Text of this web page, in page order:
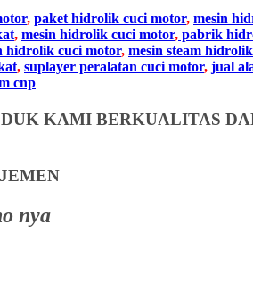
, paket hidrolik cuci motor, mesin
, mesin hidrolik cuci motor, pabrik
hidrolik cuci motor, mesin steam
, suplayer peralatan cuci motor, jual
cnp
KAMI BERKUALITAS
nya